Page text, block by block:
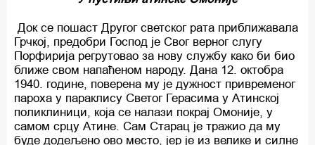
Док се пошаст Другог светског рата приближавала
Грчкој, предобри Господ је Свог верног слугу
Порфирија регрутовао за нову службу како би био
ближе свом напаћеном народу. Дана 12. октобра
1940. године, поверена му је дужност привременог
пароха у параклису Светог Герасима у Атинској
поликлиници, која се налази покрај Омоније, у
самом срцу Атине. Сам Старац је тражио да му
буде додељено ово место, јер је из велике и силне